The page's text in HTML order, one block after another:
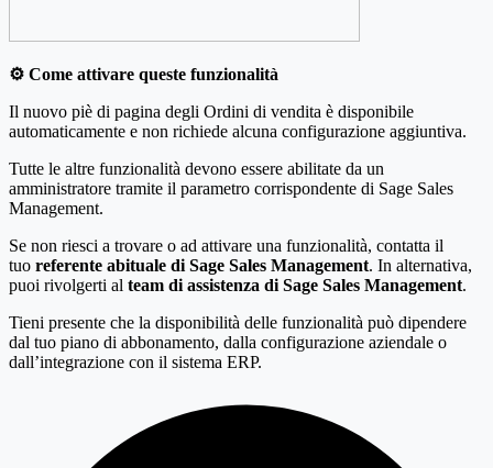
⚙️ Come attivare queste funzionalità
Il nuovo piè di pagina degli Ordini di vendita è disponibile
automaticamente e non richiede alcuna configurazione aggiuntiva.
Tutte le altre funzionalità devono essere abilitate da un
amministratore tramite il parametro corrispondente di Sage Sales
Management.
Se non riesci a trovare o ad attivare una funzionalità, contatta il
tuo referente abituale di Sage Sales Management. In alternativa,
puoi rivolgerti al team di assistenza di Sage Sales Management.
Tieni presente che la disponibilità delle funzionalità può dipendere
dal tuo piano di abbonamento, dalla configurazione aziendale o
dall’integrazione con il sistema ERP.